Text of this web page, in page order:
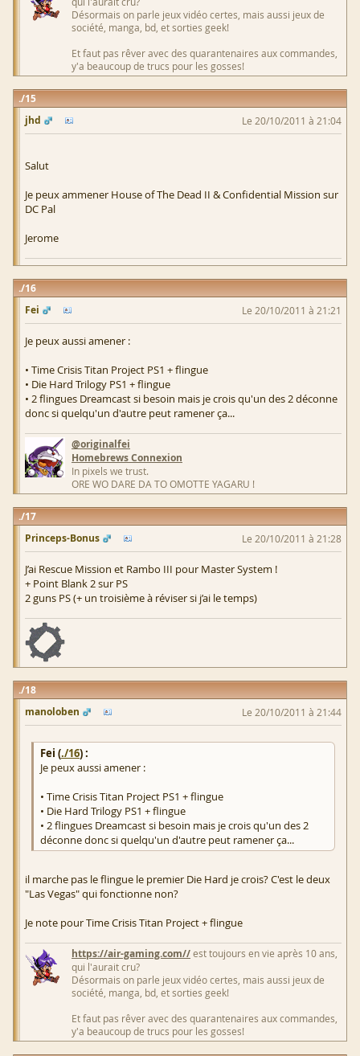
Désormais on parle jeux vidéo certes, mais aussi jeux de
société, manga, bd, et sorties geek!
Et faut pas rêver avec des quarantenaires aux commandes,
y'a beaucoup de trucs pour les gosses!
15
jhd
Le 20/10/2011 à 21:04
Salut
Je peux ammener House of The Dead II & Confidential Mission sur
DC Pal
Jerome
16
Fei
Le 20/10/2011 à 21:21
Je peux aussi amener :
• Time Crisis Titan Project PS1 + flingue
• Die Hard Trilogy PS1 + flingue
• 2 flingues Dreamcast si besoin mais je crois qu'un des 2 déconne
donc si quelqu'un d'autre peut ramener ça...
@originalfei
Homebrews Connexion
In pixels we trust.
ORE WO DARE DA TO OMOTTE YAGARU !
17
Princeps-Bonus
Le 20/10/2011 à 21:28
J’ai Rescue Mission et Rambo III pour Master System !
+ Point Blank 2 sur PS
2 guns PS (+ un troisième à réviser si j’ai le temps)
18
manoloben
Le 20/10/2011 à 21:44
Fei (./16) :
Je peux aussi amener :
• Time Crisis Titan Project PS1 + flingue
• Die Hard Trilogy PS1 + flingue
• 2 flingues Dreamcast si besoin mais je crois qu'un des 2
déconne donc si quelqu'un d'autre peut ramener ça...
il marche pas le flingue le premier Die Hard je crois? C'est le deux
"Las Vegas" qui fonctionne non?
Je note pour Time Crisis Titan Project + flingue
https://air-gaming.com//est toujours en vie après 10 ans,
qui l'aurait cru?
Désormais on parle jeux vidéo certes, mais aussi jeux de
société, manga, bd, et sorties geek!
Et faut pas rêver avec des quarantenaires aux commandes,
y'a beaucoup de trucs pour les gosses!